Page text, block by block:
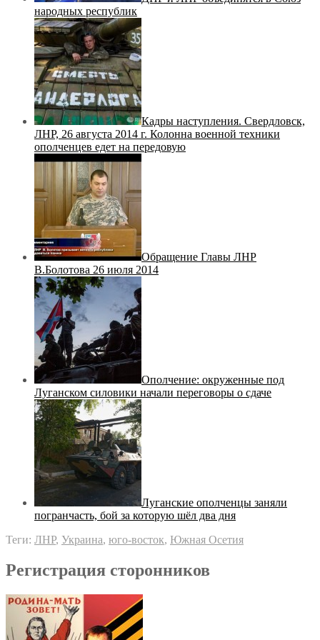
народных республик
Кадры наступления. Свердловск,
ЛНР, 26 августа 2014 г. Колонна военной техники
ополченцев едет на передовую
Обращение Главы ЛНР
В.Болотова 26 июля 2014
Ополчение: окруженные под
Луганском силовики начали переговоры о сдаче
Луганские ополченцы заняли
погранчасть, бой за которую шёл два дня
Теги: ЛНР, Украина, юго-восток, Южная Осетия
Регистрация сторонников